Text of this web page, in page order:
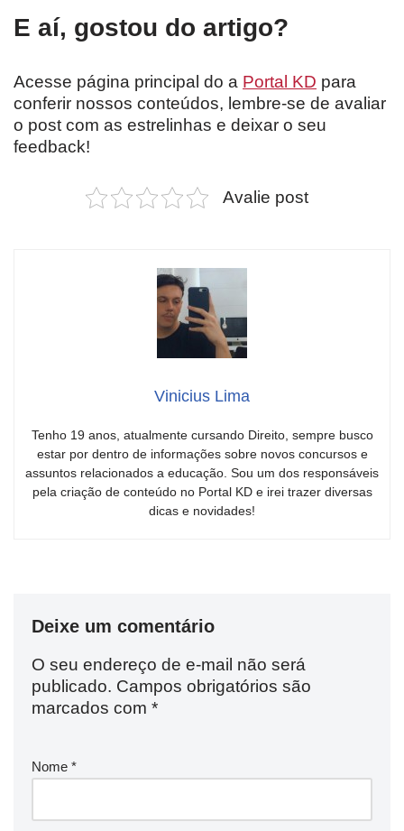
E aí, gostou do artigo?
Acesse página principal do a Portal KD para
conferir nossos conteúdos, lembre-se de avaliar
o post com as estrelinhas e deixar o seu
feedback!
Avalie post
Vinicius Lima
Tenho 19 anos, atualmente cursando Direito, sempre busco
estar por dentro de informações sobre novos concursos e
assuntos relacionados a educação. Sou um dos responsáveis
pela criação de conteúdo no Portal KD e irei trazer diversas
dicas e novidades!
Deixe um comentário
O seu endereço de e-mail não será
publicado. Campos obrigatórios são
marcados com *
Nome *